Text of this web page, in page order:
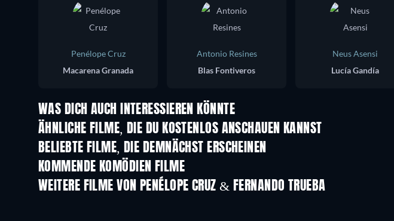
Penélope Cruz
Macarena Granada
Antonio Resines
Blas Fontiveros
Neus Asensi
Lucía Gandía
WAS DICH AUCH INTERESSIEREN KÖNNTE
ÄHNLICHE FILME, DIE DU KOSTENLOS ANSCHAUEN KANNST
BELIEBTE FILME, DIE DEMNÄCHST ERSCHEINEN
KOMMENDE KOMÖDIEN FILME
WEITERE FILME VON PENÉLOPE CRUZ & FERNANDO TRUEBA